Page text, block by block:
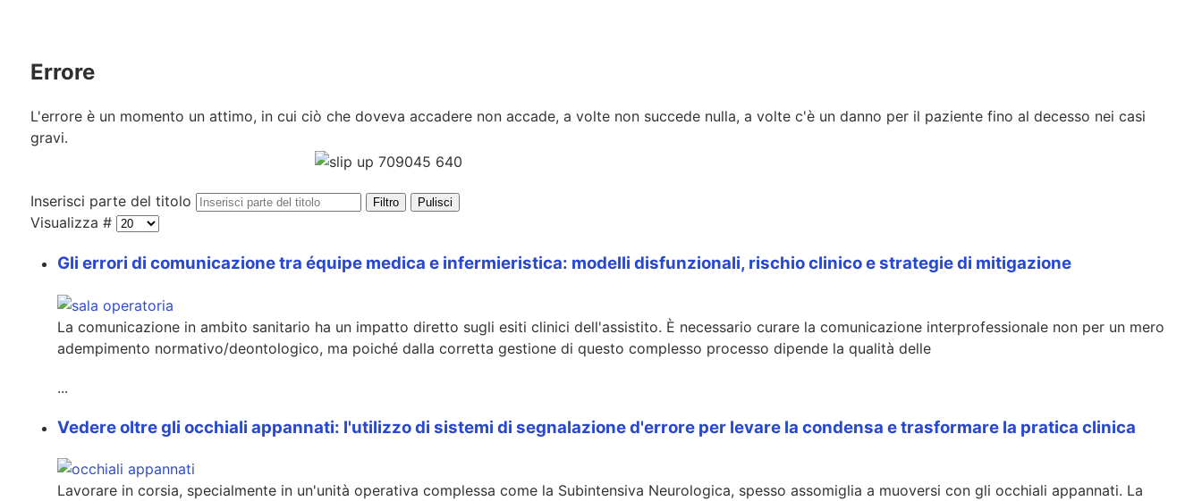
Errore
L'errore è un momento un attimo, in cui ciò che doveva accadere non accade, a volte non succede nulla, a volte c'è un danno per il paziente fino al decesso nei casi
gravi.
Inserisci parte del titolo Filtro Pulisci
Visualizza #
Gli errori di comunicazione tra équipe medica e infermieristica: modelli disfunzionali, rischio clinico e strategie di mitigazione
La comunicazione in ambito sanitario ha un impatto diretto sugli esiti clinici dell'assistito. È necessario curare la comunicazione interprofessionale non per un mero
adempimento normativo/deontologico, ma poiché dalla corretta gestione di questo complesso processo dipende la qualità delle
...
Vedere oltre gli occhiali appannati: l'utilizzo di sistemi di segnalazione d'errore per levare la condensa e trasformare la pratica clinica
Lavorare in corsia, specialmente in un'unità operativa complessa come la Subintensiva Neurologica, spesso assomiglia a muoversi con gli occhiali appannati. La